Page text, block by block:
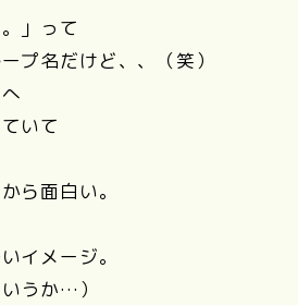
」って
プ名だけど、、（笑）
いて
ら面白い。
イメージ。
うか…）